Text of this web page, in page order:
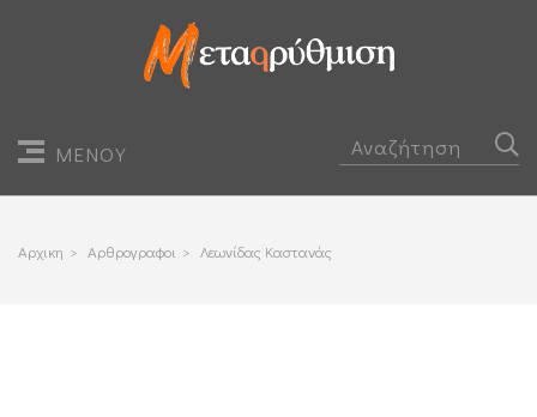
ΜΕΝΟΥ
Αρχικη > Αρθρογραφοι > Λεωνίδας Καστανάς